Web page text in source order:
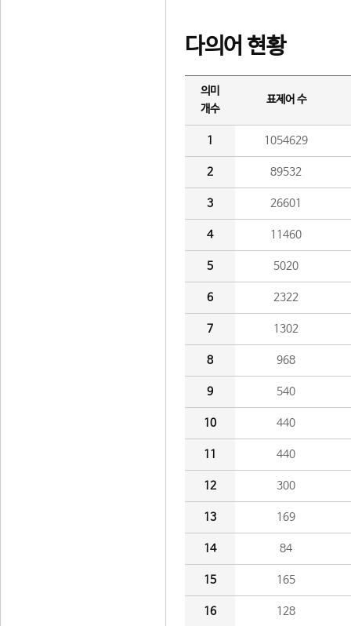
다의어 현황
의미
개수
표제어 수
1 1054629
2 89532
3 26601
4 11460
5 5020
6 2322
7 1302
8 968
9 540
10 440
11 440
12 300
13 169
14 84
15 165
16 128